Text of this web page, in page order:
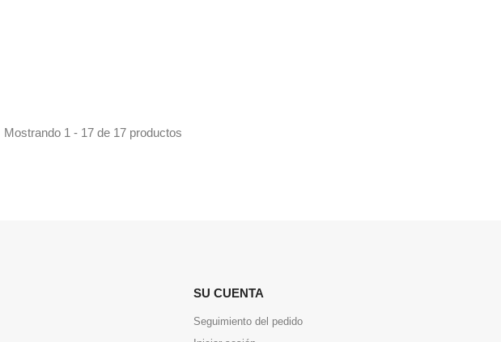
Mostrando 1 - 17 de 17 productos
SU CUENTA
Seguimiento del pedido